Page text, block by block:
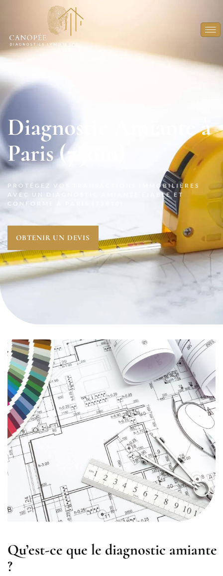
Diagnostic Amiante à
Paris (75010)
PROTÉGEZ VOS TRANSACTIONS IMMOBILIÈRES
AVEC UN DIAGNOSTIC AMIANTE FIABLE ET
CONFORME À PARIS (75010).
OBTENIR UN DEVIS
Qu’est-ce que le diagnostic amiante
?